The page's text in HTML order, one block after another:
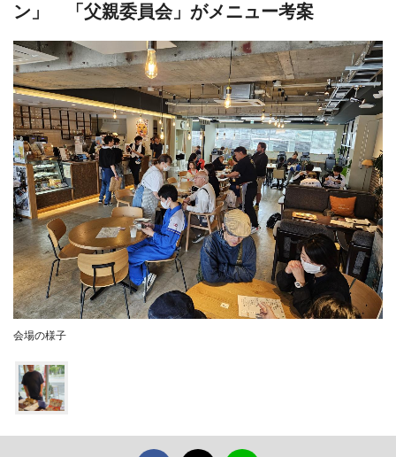
ン」 「父親委員会」がメニュー考案
会場の様子